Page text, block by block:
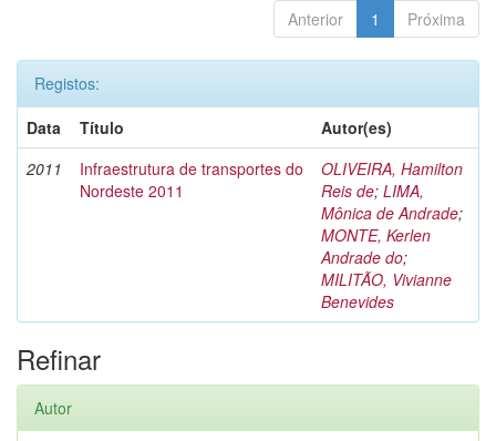
Anterior 1 Próxima
Registos:
Data
Título
Autor(es)
2011
Infraestrutura de transportes do
Nordeste 2011
OLIVEIRA, Hamilton
Reis de; LIMA,
Mônica de Andrade;
MONTE, Kerlen
Andrade do;
MILITÃO, Vivianne
Benevides
Refinar
Autor